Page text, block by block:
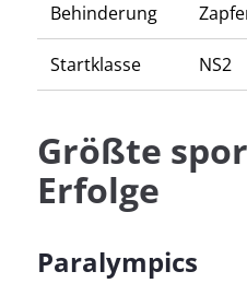
Behinderung
Startklasse NS2
Größte
Erfolge
Paralympics